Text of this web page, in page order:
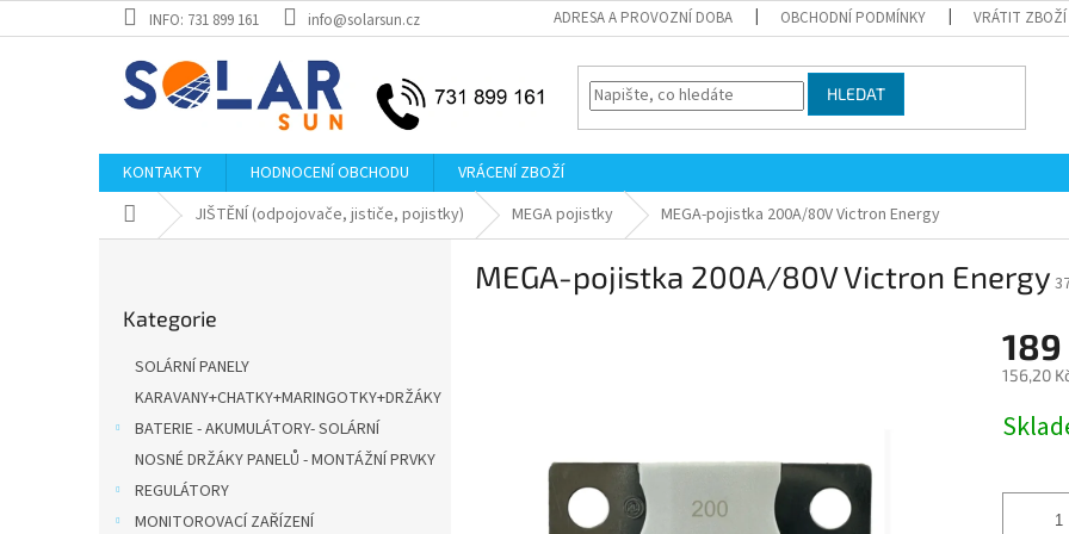
na
INFO: 731 899 161 info@solarsun.cz ADRESA A PROVOZNÍ DOBA OBCHODNÍ PODMÍNKY VRÁTIT ZBOŽÍ
HLEDAT
KONTAKTY HODNOCENÍ OBCHODU
VRÁCENÍ ZBOŽÍ
Domů JIŠTĚNÍ (odpojovače, jističe, pojistky) MEGA pojistky MEGA-pojistka 200A/80V Victron Energy
kategorie
Kategorie
SOLÁRNÍ PANELY
KARAVANY+CHATKY+MARINGOTKY+DRŽÁKY
BATERIE - AKUMULÁTORY- SOLÁRNÍ
NOSNÉ DRŽÁKY PANELŮ - MONTÁŽNÍ PRVKY
REGULÁTORY
MONITOROVACÍ ZAŘÍZENÍ
MEGA-pojistka 200A/80V Victron Energy
189
156,20
cena: